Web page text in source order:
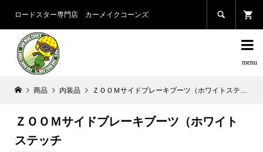
ロードスター専門店 カーメイクコーンズ 

商品 内装品 ＺＯＯＭサイドブレーキブーツ（ホワイトステッチ
ＺＯＯＭサイドブレーキブーツ（ホワイト
ステッチ